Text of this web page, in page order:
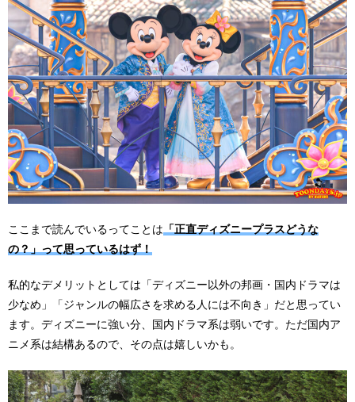
ここまで読んでいるってことは「正直ディズニープラスどうな
の？」って思っているはず！
私的なデメリットとしては「ディズニー以外の邦画・国内ドラマは
少なめ」「ジャンルの幅広さを求める人には不向き」だと思ってい
ます。ディズニーに強い分、国内ドラマ系は弱いです。ただ国内ア
ニメ系は結構あるので、その点は嬉しいかも。